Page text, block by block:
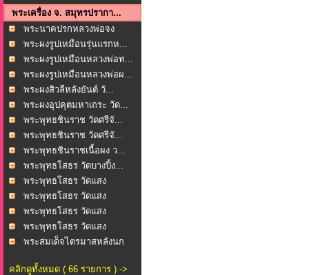
พระเครื่อง จ. สมุทรปรากา...
พระนาคปรกหลวงพ่อจง
(พร...พระผงรูปเหมือนรุ่นแรกห...
พระผงรูปเหมือนหลวงพ่อท...
พระผงรูปเหมือนหลวงพ่อผ...
พระผงสิวลีหลังยันต์ วั...
พระผงอุปคุตมหาเถระ วัด...
พระพุทธชินราช วัดศรีจั...
พระพุทธชินราช วัดศรีจั...
พระพุทธชินราชเนื้อผง ว...
พระพุทธโสธร วัดบางปิ้ง...
พระพุทธโสธร วัดแสง
ธรรม...พระพุทธโสธร วัดแสง
ธรรม...พระพุทธโสธร วัดแสง
ธรรม...พระพุทธโสธร วัดแสง
ธรรม...พระสมเด็จไตรมาสหลังนก
คลิกดูทั้งหมด ( 66 รายการ ) ->